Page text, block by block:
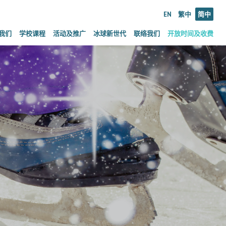
EN 繁中 简中
们 学校课程 活动及推广 冰球新世代 联络我们 开放时间及收费